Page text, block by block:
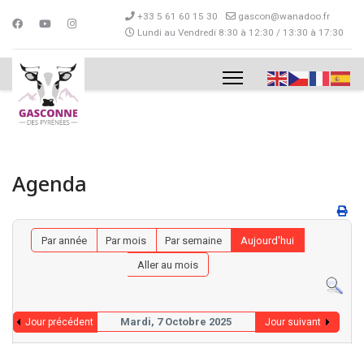
+33 5 61 60 15 30
gascon@wanadoo.fr
Lundi au Vendredi 8:30 à 12:30 / 13:30 à 17:30
Agenda
Par année Par mois Par semaine
Aujourd'hui
Aller au mois
Jour précédent Mardi, 7 Octobre 2025 Jour suivant